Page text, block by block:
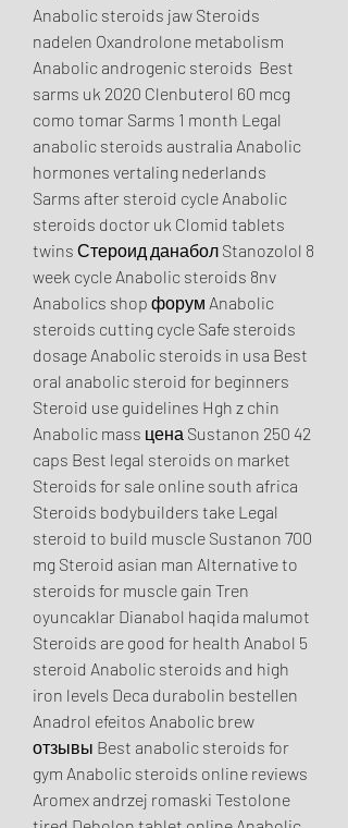
Anabolic steroids jaw Steroids
nadelen Oxandrolone metabolism
Anabolic androgenic steroids  Best
sarms uk 2020 Clenbuterol 60 mcg
como tomar Sarms 1 month Legal
anabolic steroids australia Anabolic
hormones vertaling nederlands
Sarms after steroid cycle Anabolic
steroids doctor uk Clomid tablets
twins Стероид данабол Stanozolol 8
week cycle Anabolic steroids 8nv
Anabolics shop форум Anabolic
steroids cutting cycle Safe steroids
dosage Anabolic steroids in usa Best
oral anabolic steroid for beginners
Steroid use guidelines Hgh z chin
Anabolic mass цена Sustanon 250 42
caps Best legal steroids on market
Steroids for sale online south africa
Steroids bodybuilders take Legal
steroid to build muscle Sustanon 700
mg Steroid asian man Alternative to
steroids for muscle gain Tren
oyuncaklar Dianabol haqida malumot
Steroids are good for health Anabol 5
steroid Anabolic steroids and high
iron levels Deca durabolin bestellen
Anadrol efeitos Anabolic brew
отзывы Best anabolic steroids for
gym Anabolic steroids online reviews
Aromex andrzej romaski Testolone